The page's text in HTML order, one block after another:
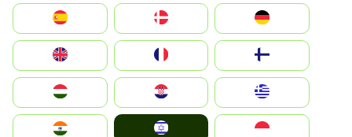
Deutschland
United Kingdom
Magyarország
Indonesia